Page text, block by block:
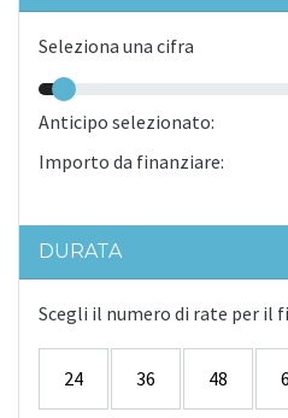
Seleziona una cifra
Anticipo selezionato:
Importo da finanziare:
DURATA
Scegli il numero di rate per il
24 36 48